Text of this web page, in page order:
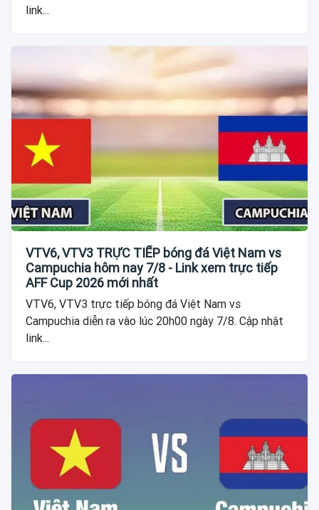
link...
VTV6, VTV3 TRỰC TIẾP bóng đá Việt Nam vs
Campuchia hôm nay 7/8 - Link xem trực tiếp
AFF Cup 2026 mới nhất
VTV6, VTV3 trực tiếp bóng đá Việt Nam vs
Campuchia diễn ra vào lúc 20h00 ngày 7/8. Cập nhật
link...